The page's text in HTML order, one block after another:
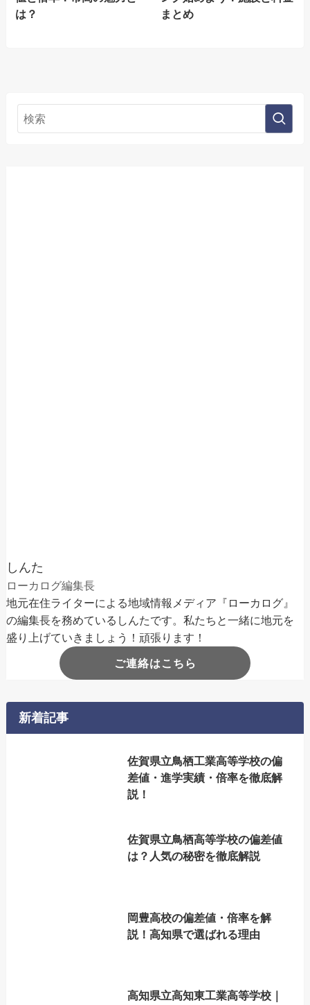
は？
まとめ
しんた
ローカログ編集長
地元在住ライターによる地域情報メディア『ローカログ』
の編集長を務めているしんたです。私たちと一緒に地元を
盛り上げていきましょう！頑張ります！
ご連絡はこちら
新着記事
佐賀県立鳥栖工業高等学校の偏
差値・進学実績・倍率を徹底解
説！
佐賀県立鳥栖高等学校の偏差値
は？人気の秘密を徹底解説
岡豊高校の偏差値・倍率を解
説！高知県で選ばれる理由
高知県立高知東工業高等学校｜